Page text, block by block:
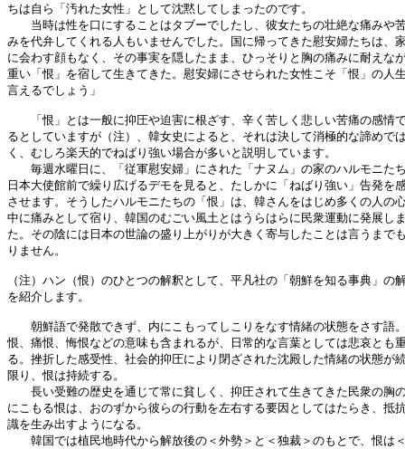
ちは自ら「汚れた女性」として沈黙してしまったのです。
当時は性を口にすることはタブーでしたし、彼女たちの壮絶な痛みや
みを代弁してくれる人もいませんでした。国に帰ってきた慰安婦たちは、
に会わす顔もなく、その事実を隠したまま、ひっそりと胸の痛みに耐えな
重い「恨」を宿して生きてきた。慰安婦にさせられた女性こそ「恨」の人
言えるでしょう」
「恨」とは一般に抑圧や迫害に根ざす、辛く苦しく悲しい苦痛の感情
るとしていますが（注）、韓女史によると、それは決して消極的な諦めで
く、むしろ楽天的でねばり強い場合が多いと説明しています。
毎週水曜日に、「従軍慰安婦」にされた「ナヌム」の家のハルモニた
日本大使館前で繰り広げるデモを見ると、たしかに「ねばり強い」告発を
させます。そうしたハルモニたちの「恨」は、韓さんをはじめ多くの人の
中に痛みとして宿り、韓国のむごい風土とはうらはらに民衆運動に発展し
た。その陰には日本の世論の盛り上がりが大きく寄与したことは言うまで
りません。
（注）ハン（恨）のひとつの解釈として、平凡社の「朝鮮を知る事典」の
を紹介します。
朝鮮語で発散できず、内にこもってしこりをなす情緒の状態をさす語
恨、痛恨、悔恨などの意味も含まれるが、日常的な言葉としては悲哀とも
る。挫折した感受性、社会的抑圧により閉ざされた沈殿した情緒の状態が
限り、恨は持続する。
長い受難の歴史を通じて常に貧しく、抑圧されて生きてきた民衆の胸
にこもる恨は、おのずから彼らの行動を左右する要因としてはたらき、抵
識を生み出すようになる。
韓国では植民地時代から解放後の＜外勢＞と＜独裁＞のもとで、恨は